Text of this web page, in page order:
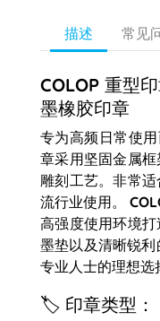
描述 常见
COLOP 重型
墨橡胶印章
专为高频日常使
章采用坚固金属
雕刻工艺。非常
流行业使用。
高强度使用环境
墨垫以及清晰锐
专业人士的理想选
🏷️ 印章类型：